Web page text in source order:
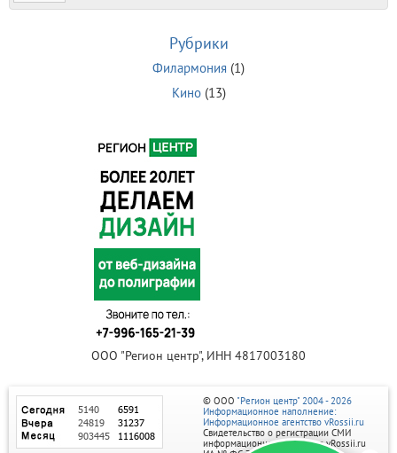
Рубрики
Филармония (1)
Кино(13)
ООО "Регион центр", ИНН 4817003180
© ООО "Регион центр" 2004 - 2026
Информационное наполнение:
Информационное агентство vRossii.ru
Свидетельство о регистрации СМИ
информационного агентства vRossii.ru